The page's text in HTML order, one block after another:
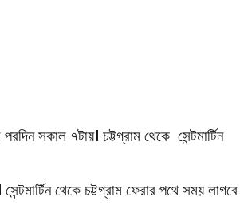
সকাল ৭টায়। চট্টগ্রাম থেকে সেন্টমার্টিন
থেকে চট্টগ্রাম ফেরার পথে সময় লাগবে